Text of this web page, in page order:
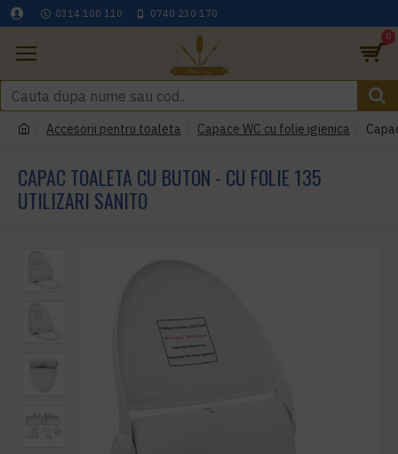
0314 100 110 0740 230 170
0
Accesorii pentru toaleta Capace WC cu folie igienica
CAPAC TOALETA CU BUTON - CU FOLIE 135
UTILIZARI SANITO